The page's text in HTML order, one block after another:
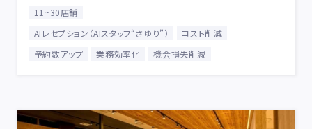
11~30店舗
AIレセプション（AIスタッフ“さゆり”）
コスト削減
予約数アップ
業務効率化 機会損失削減